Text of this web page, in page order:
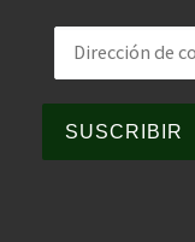
Dirección de
SUSCRIBIR